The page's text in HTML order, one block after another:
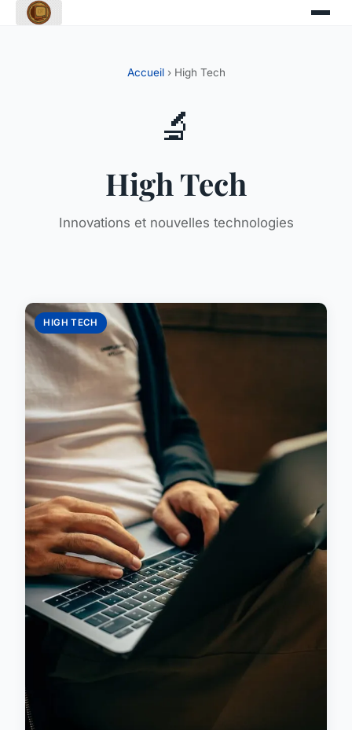
Accueil› High Tech
🔬
High Tech
Innovations et nouvelles technologies
HIGH TECH